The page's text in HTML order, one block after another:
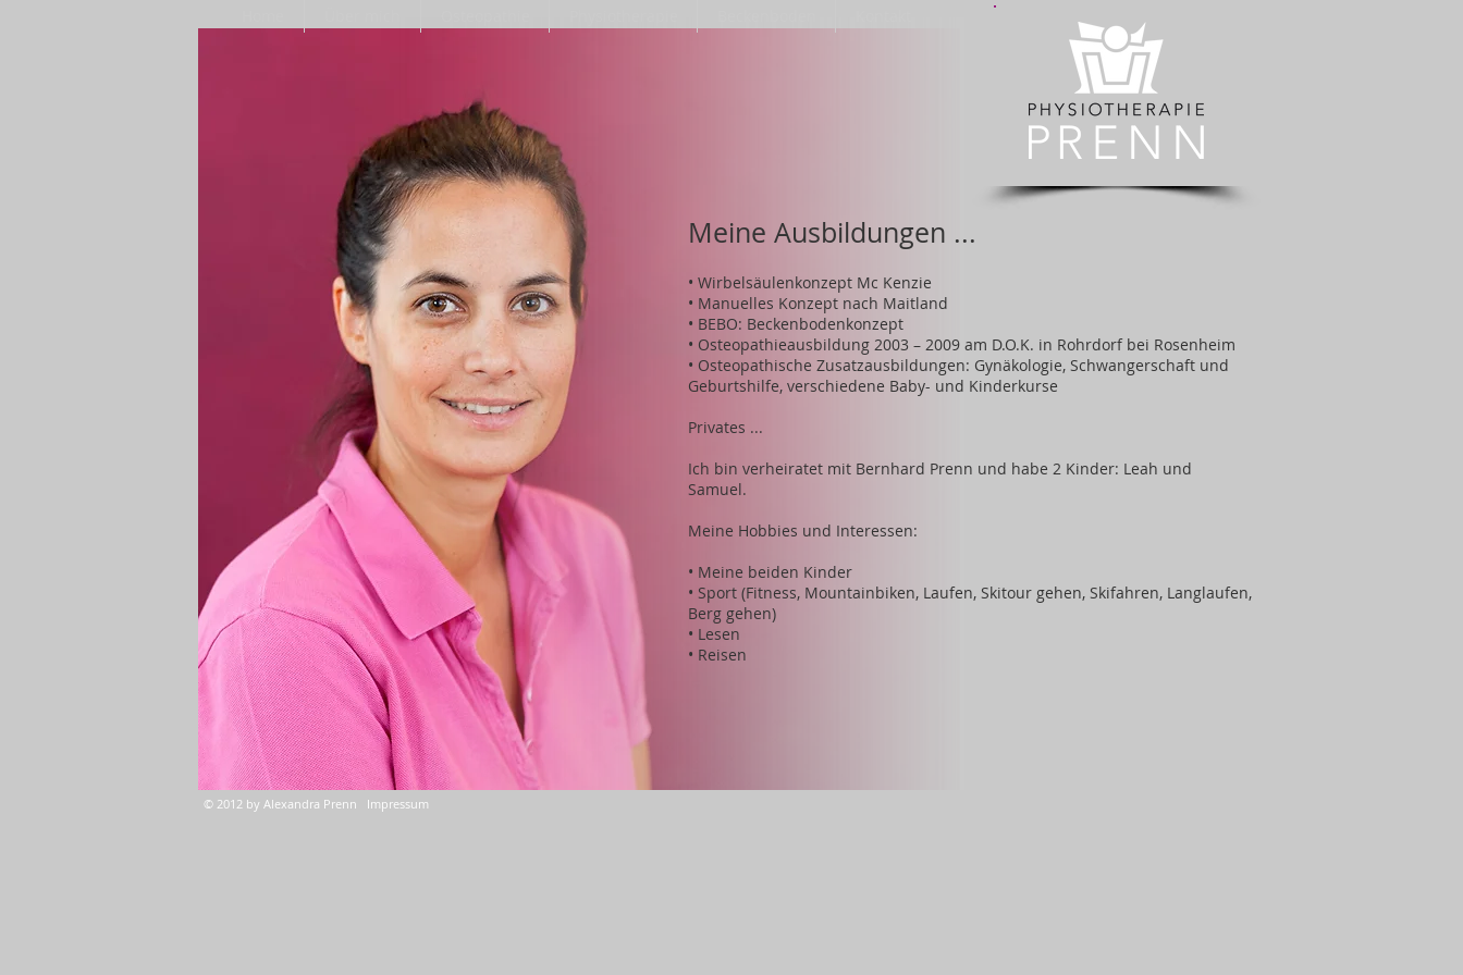
Meine Ausbildungen ...
• Wirbelsäulenkonzept Mc Kenzie
• Manuelles Konzept nach Maitland
• BEBO: Beckenbodenkonzept
• Osteopathieausbildung 2003 – 2009 am D.O.K. in Rohrdorf bei Rosenheim
• Osteopathische Zusatzausbildungen: Gynäkologie, Schwangerschaft und
Geburtshilfe, verschiedene Baby- und Kinderkurse
Privates ...
Ich bin verheiratet mit Bernhard Prenn und habe 2 Kinder: Leah und
Samuel.
Meine Hobbies und Interessen:
• Meine beiden Kinder
• Sport (Fitness, Mountainbiken, Laufen, Skitour gehen, Skifahren, Langlaufen,
Berg gehen)
• Lesen
• Reisen
© 2012 by Alexandra Prenn Impressum